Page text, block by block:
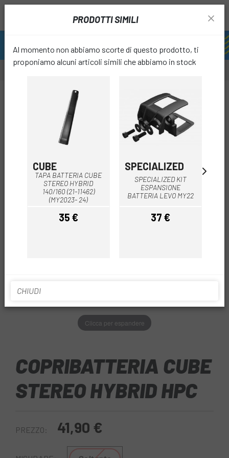
Clicca per espandere
COPRIBATTERIA CUBE
STEREO HYBRID HPC
PREZZO: 41,90 €
PRODOTTI SIMILI
Al momento non abbiamo scorte di questo prodotto, ti
proponiamo alcuni articoli simili che abbiamo in stock
CUBE
TAPA BATTERIA CUBE
STEREO HYBRID
140/160 (21-11462)
(MY2023- 24)
Prezzo
35 €
SPECIALIZED
SPECIALIZED KIT
ESPANSIONE
BATTERIA LEVO MY22
Prezzo
37 €
CHIUDI